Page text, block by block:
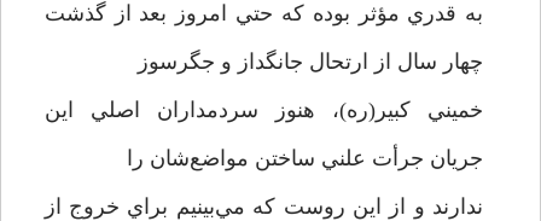
به قدري مؤثر بوده كه حتي امروز بعد از گذشت
چهار سال از ارتحال جانگداز و جگرسوز
خميني كبير(ره)، هنوز سردمداران اصلي اين
جريان جرأت علني ساختن مواضع‌شان را
ندارند و از اين روست كه مي‌بينيم براي خروج از